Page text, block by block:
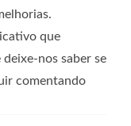
que
nos saber se
comentando